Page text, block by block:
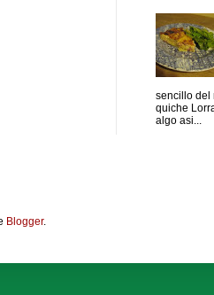
sencillo del
quiche
algo asi...
Blogger.